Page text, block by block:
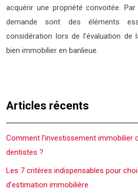
acquérir une propriété convoitée.
demande sont des éléments
considération lors de l’évaluation de
bien immobilier en banlieue.
Articles récents
Comment l’investissement immobilier
dentistes ?
Les 7 critères indispensables pour
d’estimation immobilière